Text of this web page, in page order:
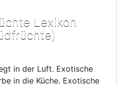
Lexikon
in der Luft. Exotische
in die Küche. Exotische